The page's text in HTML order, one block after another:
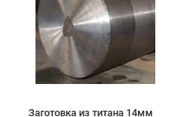
Заготовка из титана 14мм